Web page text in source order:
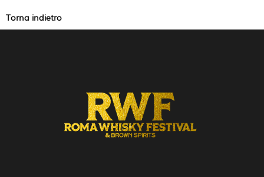
Torna indietro